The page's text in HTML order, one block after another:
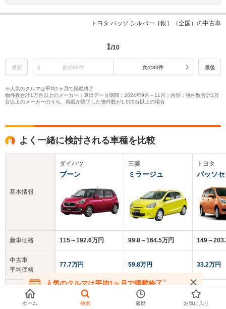
トヨタ パッソ シルバー［銀］（全国）の中古車
1/10
最初 前の30件 次の30件 最後
※人気のクルマは平均1ヶ月で掲載終了
物件数合計1万台以上のメーカー｜算出データ期間：2024年9月～11月｜内容：物件数合計1万
台以上のメーカーのうち、掲載が終了した物件数が1,000台以上の場合
よく一緒に検討される車種を比較
基本情報
新車価格
中古車
平均価格
クチコミ
総合評価
ダイハツ
ブーン
115～192.6万円
77.7万円
三菱
ミラージュ
99.8～164.5万円
59.8万円
3.6
トヨタ
パッソ
149～
33.2万円
3.6
人気のクルマは平均1ヶ月で掲載終了※
在庫が無くなる前にお問い合わせください
ホーム 検索 履歴 お気に入り